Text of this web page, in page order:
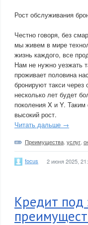
Рост обслуживания
Честно говоря, без
мы живем в мире
жизнь каждого, все
Нам не нужно уезжать
проживает половина
бронируют такси
несколько лет будет
поколения X и Y.
высокий рост.
Читать дальше →
Преимущества услуг
focus 2 июня 2025,
Кредит под